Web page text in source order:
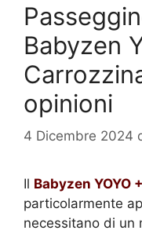
Babyzen
opinioni
4 Dicembre 2024
Il Babyzen YOYO +
particolarmente
necessitano di un